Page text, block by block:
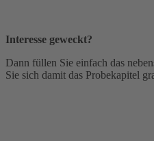
Interesse geweckt?
Dann füllen Sie einfach das
Sie sich damit das Probekapitel